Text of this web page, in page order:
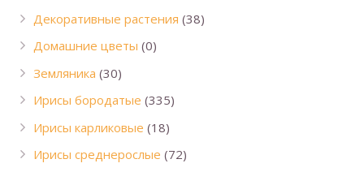
Декоративные растения (38)
Домашние цветы (0)
Земляника (30)
Ирисы бородатые (335)
Ирисы карликовые (18)
Ирисы среднерослые (72)